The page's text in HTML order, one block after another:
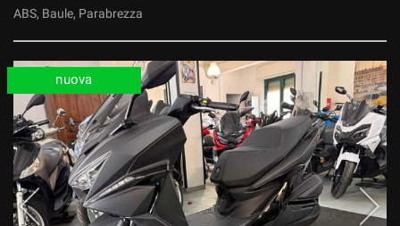
ABS, Baule, Parabrezza
nuova